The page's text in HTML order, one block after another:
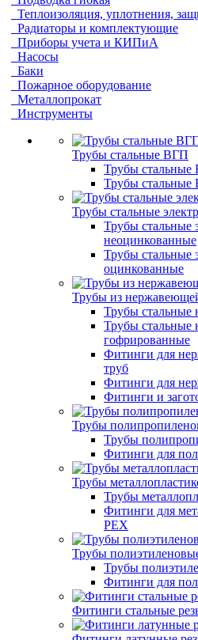
Теплоизоляция, уплотнения,
Радиаторы и комплектующие
Приборы учета и КИПиА
Насосы
Баки
Пожарное оборудование
Металлопрокат
Инструменты
Трубы стальные ВГП
Трубы
Трубы
Трубы стальные
Трубы стальные
неоцинкованные
Трубы стальные
оцинкованные
Трубы из
Трубы
Трубы
гофрированные
Фитинги для
труб
Фитинги для
Фитинги и
Трубы
Трубы
Фитинги для
Трубы
Трубы
Фитинги для
PEX
Трубы
Трубы
Фитинги для
Фитинги стальные